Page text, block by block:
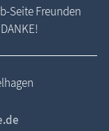
Seite Freunden